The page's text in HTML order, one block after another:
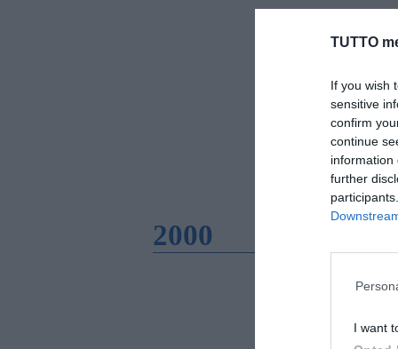
TUTTO
If you wish
sensitive
confirm
continue
information
further
I want
2000